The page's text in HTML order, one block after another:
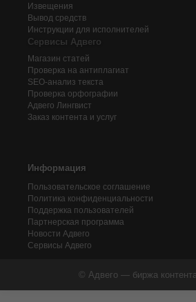
Извещения
Вывод средств
Инструкции для исполнителей
Сервисы Адвего
Магазин статей
Проверка на антиплагиат
SEO-анализ текста
Проверка орфографии
Адвего Лингвист
Заказ контента и услуг
Информация
Пользовательское соглашение
Политика конфиденциальности
Поддержка пользователей
Партнерская программа
Новости Адвего
Сервисы Адвего
© Адвего — биржа